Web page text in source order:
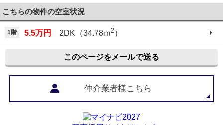
こちらの物件の空室状況
1階 5.5万円 2DK（34.78ｍ2）
このページをメールで送る
仲介業者様こちら